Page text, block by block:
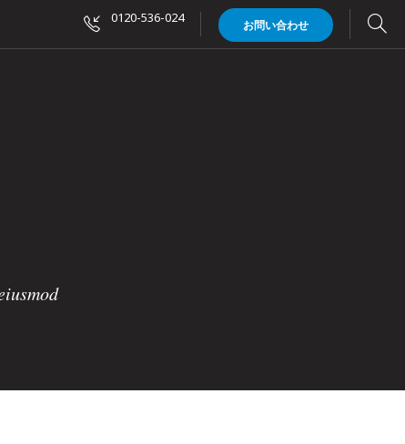
0120-536-024 お問い合わせ